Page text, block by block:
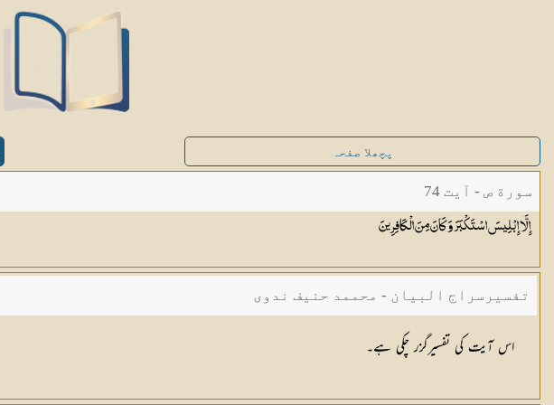
پچھلا صفحہ
سورة ص - آیت 74
إِلَّا إِبْلِيسَ اسْتَكْبَرَ وَكَانَ مِنَالْكَافِرِينَ
تفسیرسراج البیان - محممد حنیف ندوی
اس آیت کی تفسیرگزر چکی ہے۔